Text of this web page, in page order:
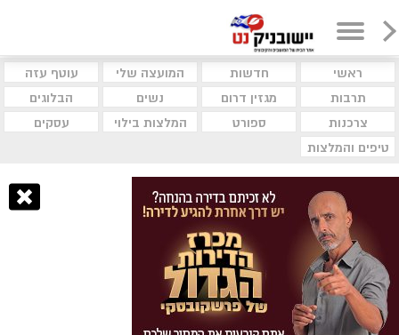
ראשי חדשות המועצה שלי
עוטף עזה
תרבות
מגזין דרום נשים
הבלוגים
צרכנות
ספורט המלצות בילוי
עסקים
טיפים והמלצות